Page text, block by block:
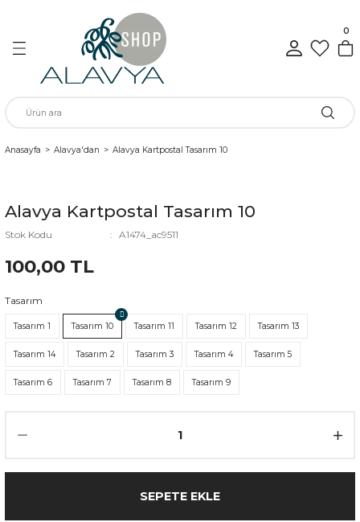
Geri Dön
Geri Dön
Geri Dön
Geri Dön
Geri Dön
Geri Dön
0
Anasayfa Alavya'dan Alavya Kartpostal Tasarım 10
Alavya Kartpostal Tasarım 10
Stok Kodu A1474_ac9511
100,00 TL
Tasarım
Tasarım 1 Tasarım 10 Tasarım 11 Tasarım 12 Tasarım 13
Tasarım 14 Tasarım 2 Tasarım 3 Tasarım 4 Tasarım 5
Tasarım 6 Tasarım 7 Tasarım 8 Tasarım 9
SEPETE EKLE